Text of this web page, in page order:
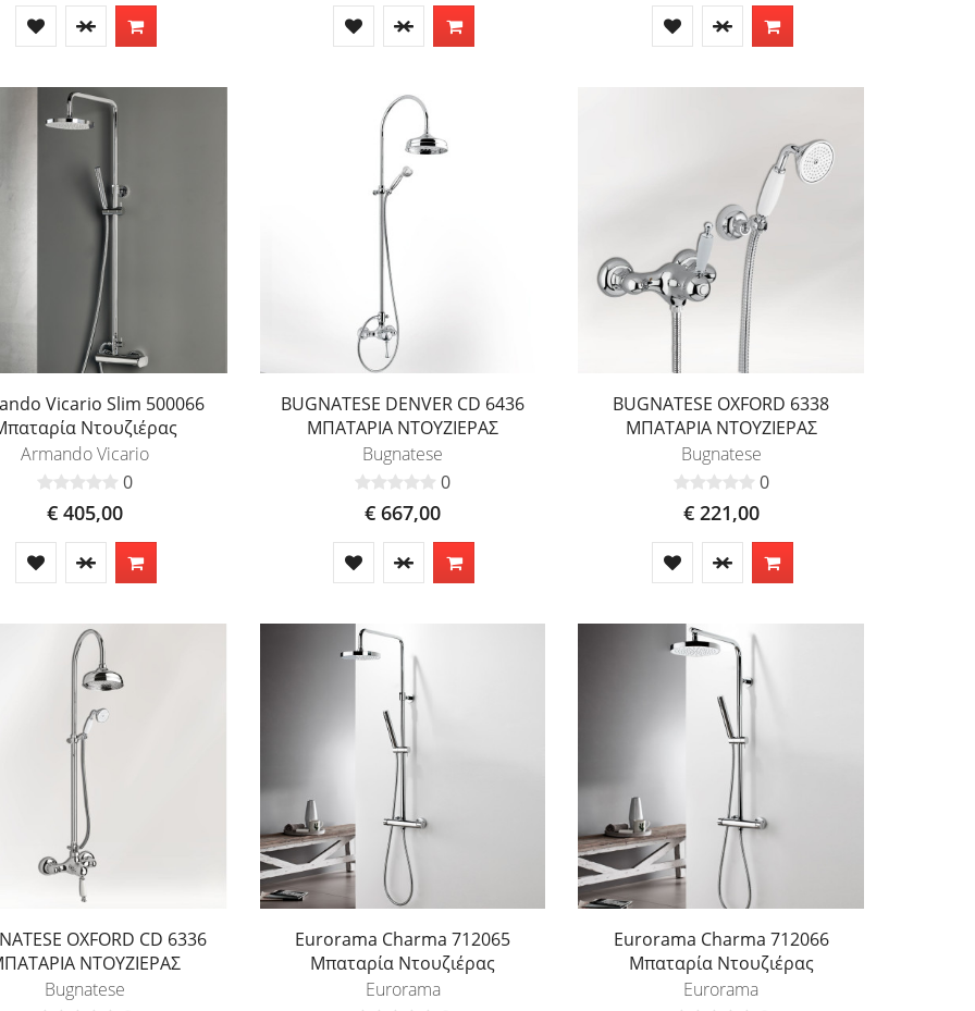
Vicario Slim 500066
Ντουζιέρας
Armando Vicario
0
€ 405,00
BUGNATESE DENVER CD 6436
ΜΠΑΤΑΡΙΑ ΝΤΟΥΖΙΕΡΑΣ
Bugnatese
0
€ 667,00
BUGNATESE OXFORD 6338
ΜΠΑΤΑΡΙΑ ΝΤΟΥΖΙΕΡΑΣ
Bugnatese
0
€ 221,00
OXFORD CD 6336
ΝΤΟΥΖΙΕΡΑΣ
Bugnatese
Eurorama Charma 712065
Μπαταρία Ντουζιέρας
Eurorama
Eurorama Charma 712066
Μπαταρία Ντουζιέρας
Eurorama